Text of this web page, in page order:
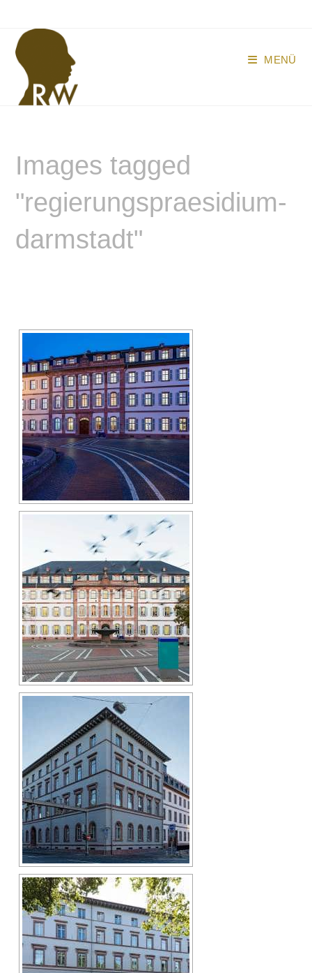
springen
MENÜ
Images tagged
"regierungspraesidium-
darmstadt"